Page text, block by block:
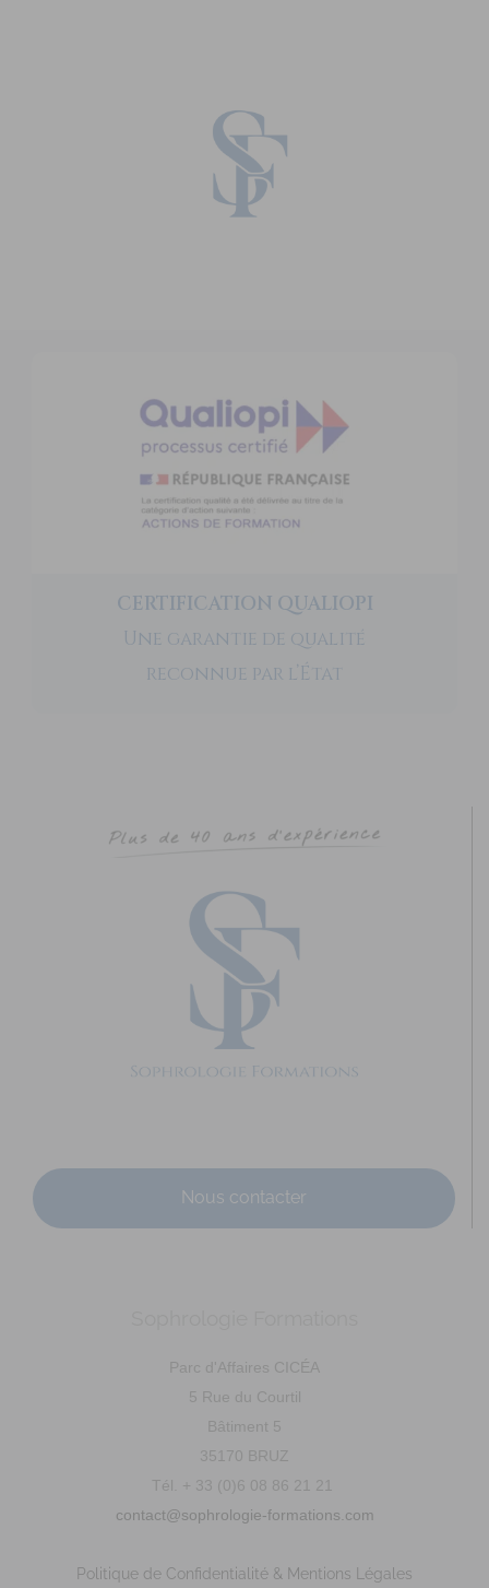
CERTIFICATION QUALIOPI
Une garantie de qualité
reconnue par l’État
Nous contacter
Parc d'Affaires CICÉA
5 Rue du Courtil
Bâtiment 5
35170 BRUZ
Tél. + 33 (0)6 08 86 21 21
contact@sophrologie-formations.com
Politique de Confidentialité & Mentions Légales